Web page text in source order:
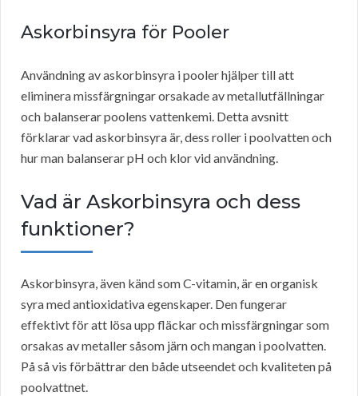
Askorbinsyra för Pooler
Användning av askorbinsyra i pooler hjälper till att
eliminera missfärgningar orsakade av metallutfällningar
och balanserar poolens vattenkemi. Detta avsnitt
förklarar vad askorbinsyra är, dess roller i poolvatten och
hur man balanserar pH och klor vid användning.
Vad är Askorbinsyra och dess
funktioner?
Askorbinsyra, även känd som C-vitamin, är en organisk
syra med antioxidativa egenskaper. Den fungerar
effektivt för att lösa upp fläckar och missfärgningar som
orsakas av metaller såsom järn och mangan i poolvatten.
På så vis förbättrar den både utseendet och kvaliteten på
poolvattnet.